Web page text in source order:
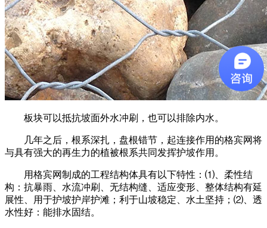
板块可以抵抗坡面外水冲刷，也可以排除内水。
几年之后，根系深扎，盘根错节，起连接作用的格宾网将
与具有强大的再生力的植被根系共同发挥护坡作用。
用格宾网制成的工程结构体具有以下特性：⑴、柔性结
构：抗暴雨、水流冲刷、无结构缝、适应变形、整体结构有延
展性、用于护坡护岸护滩；利于山坡稳定、水土坚持；⑵、透
水性好：能排水固结。